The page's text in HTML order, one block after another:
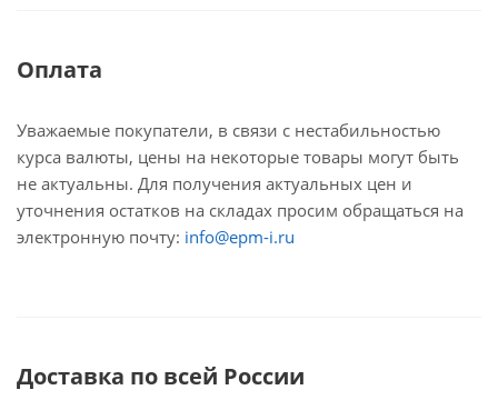
Оплата
Уважаемые покупатели, в связи с нестабильностью
курса валюты, цены на некоторые товары могут быть
не актуальны. Для получения актуальных цен и
уточнения остатков на складах просим обращаться на
электронную почту: info@epm-i.ru
Доставка по всей России